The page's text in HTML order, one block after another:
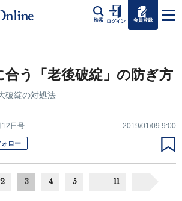
検索 ログイン 会員登録
合う「老後破綻」の防ぎ方
破綻の対処法
12日号 2019/01/09 9:00
ォロー
2 3 4 5 … 11